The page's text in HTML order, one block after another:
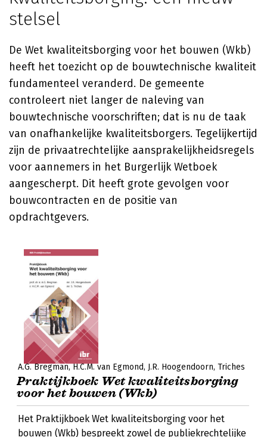
stelsel
De Wet kwaliteitsborging voor het bouwen (Wkb)
heeft het toezicht op de bouwtechnische kwaliteit
fundamenteel veranderd. De gemeente
controleert niet langer de naleving van
bouwtechnische voorschriften; dat is nu de taak
van onafhankelijke kwaliteitsborgers. Tegelijkertijd
zijn de privaatrechtelijke aansprakelijkheidsregels
voor aannemers in het Burgerlijk Wetboek
aangescherpt. Dit heeft grote gevolgen voor
bouwcontracten en de positie van
opdrachtgevers.
A.G. Bregman H.C.M. van Egmond J.R. Hoogendoorn Triches
Praktijkboek Wet ­kwaliteitsborging
voor het bouwen (Wkb)
Het Praktijkboek Wet kwaliteitsborging voor het
bouwen (Wkb) bespreekt zowel de publiekrechtelijke